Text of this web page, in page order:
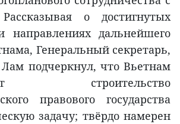
о достигнутых
направлениях дальнейшего
Генеральный секретарь,
подчеркнул, что Вьетнам
строительство
правового государства
задачу; твёрдо намерен